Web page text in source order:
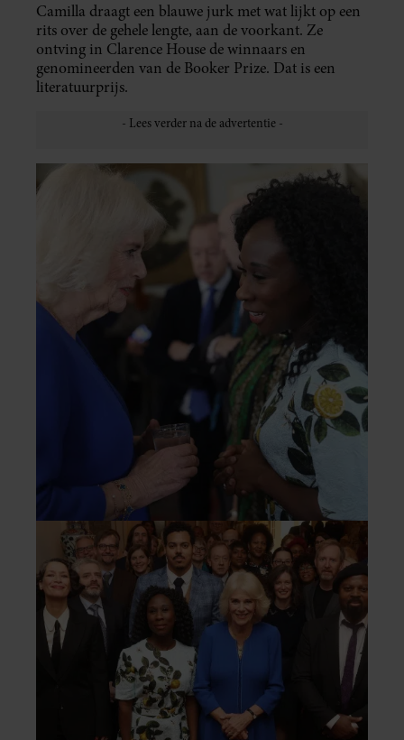
Camilla draagt een blauwe jurk met wat lijkt op een
rits over de gehele lengte, aan de voorkant. Ze
ontving in Clarence House de winnaars en
genomineerden van de Booker Prize. Dat is een
literatuurprijs.